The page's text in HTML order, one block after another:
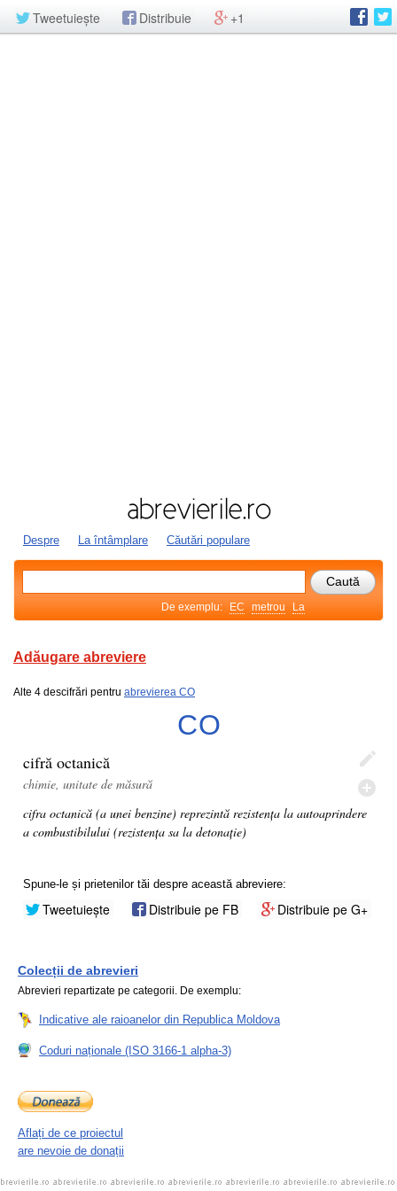
Tweetuiește Distribuie +1
Despre La întâmplare Căutări populare
De exemplu: EC metrou La
Adăugare abreviere
Alte 4 descifrări pentru abrevierea CO
CO
cifră octanică
chimie, unitate de măsură
cifra octanică (a unei benzine) reprezintă rezistența la autoaprindere
a combustibilului (rezistența sa la detonație)
Spune-le și prietenilor tăi despre această abreviere:
Tweetuiește Distribuie pe FB Distribuie pe G+
Colecții de abrevieri
Abrevieri repartizate pe categorii. De exemplu:
Indicative ale raioanelor din Republica Moldova
Coduri naționale (ISO 3166-1 alpha-3)
Aflați de ce proiectul
are nevoie de donații